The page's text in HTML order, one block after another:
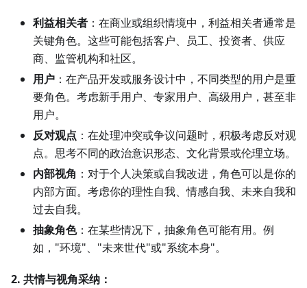
利益相关者 ：在商业或组织情境中，利益相关者通常是
关键角色。这些可能包括客户、员工、投资者、供应
商、监管机构和社区。
用户 ：在产品开发或服务设计中，不同类型的用户是重
要角色。考虑新手用户、专家用户、高级用户，甚至非
用户。
反对观点 ：在处理冲突或争议问题时，积极考虑反对观
点。思考不同的政治意识形态、文化背景或伦理立场。
内部视角 ：对于个人决策或自我改进，角色可以是你的
内部方面。考虑你的理性自我、情感自我、未来自我和
过去自我。
抽象角色：在某些情况下，抽象角色可能有用。例
如，"环境"、"未来世代"或"系统本身"。
2. 共情与视角采纳：